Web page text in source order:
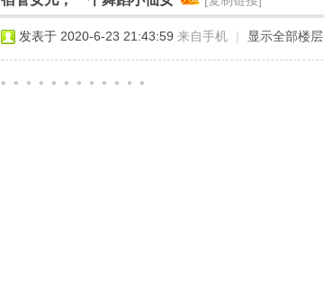
发表于 2020-6-23 21:43:59 来自手机 | 显示全部楼层
。。。。。。。。。。。。